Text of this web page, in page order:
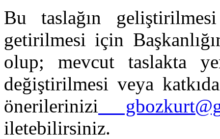
Bu taslağın
getirilmesi için
olup; mevcut taslakta
değiştirilmesi veya
önerilerinizi
iletebilirsiniz.